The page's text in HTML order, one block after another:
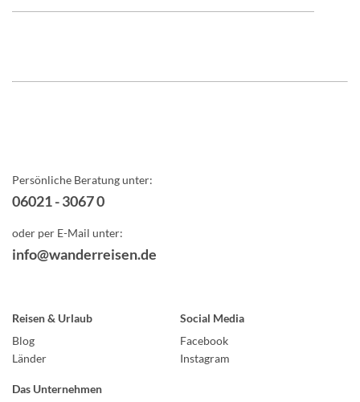
Persönliche Beratung unter:
06021 - 3067 0
oder per E-Mail unter:
info@wanderreisen.de
Reisen & Urlaub
Blog
Länder
Social Media
Facebook
Instagram
Das Unternehmen